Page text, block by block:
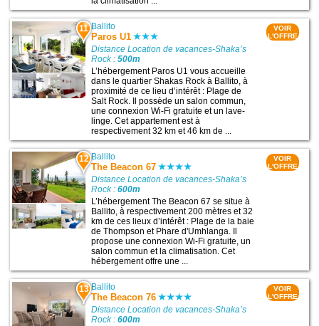
11 Ballito
Paros U1
Distance Location de vacances-Shaka’s
Rock :500m
L’hébergement Paros U1 vous accueille
dans le quartier Shakas Rock à Ballito, à
proximité de ce lieu d’intérêt : Plage de
Salt Rock. Il possède un salon commun,
une connexion Wi-Fi gratuite et un lave-
linge. Cet appartement est à
respectivement 32 km et 46 km de ...
VOIR
L'OFFRE
12 Ballito
The Beacon 67
Distance Location de vacances-Shaka’s
Rock :600m
L’hébergement The Beacon 67 se situe à
Ballito, à respectivement 200 mètres et 32
km de ces lieux d’intérêt : Plage de la baie
de Thompson et Phare d'Umhlanga. Il
propose une connexion Wi-Fi gratuite, un
salon commun et la climatisation. Cet
hébergement offre une ...
VOIR
L'OFFRE
13 Ballito
The Beacon 76
Distance Location de vacances-Shaka’s
Rock :600m
VOIR
L'OFFRE